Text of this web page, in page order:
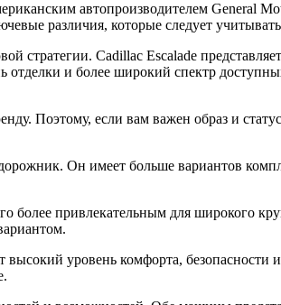
автопроизводителем General
различия, которые следует
стратегии. Cadillac Escalade
и более широкий спектр
Поэтому, если вам важен образ и
Он имеет больше вариантов
более привлекательным для широкого
уровень комфорта,